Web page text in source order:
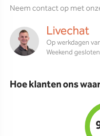
Neem contact op met
Livechat
Op werkdagen
Weekend gesloten
Hoe klanten ons